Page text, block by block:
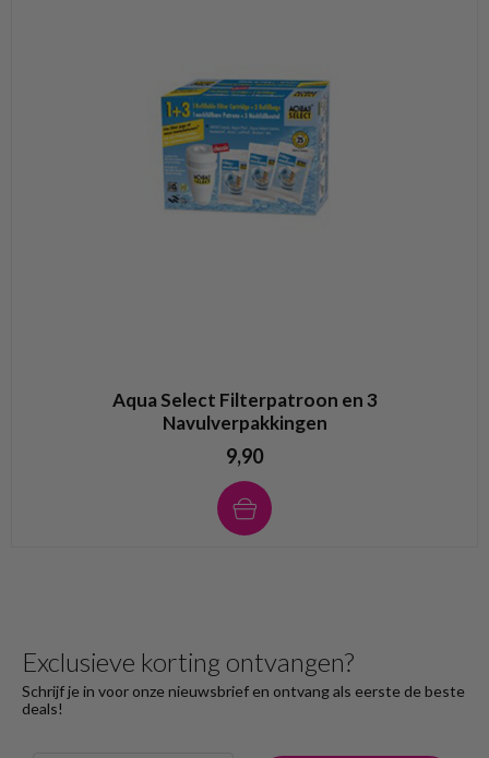
Aqua Select Filterpatroon en 3
Navulverpakkingen
9,90
Exclusieve korting ontvangen?
Schrijf je in voor onze nieuwsbrief en ontvang als eerste de beste
deals!